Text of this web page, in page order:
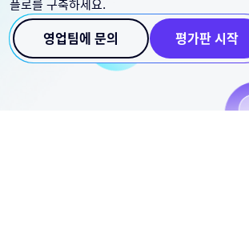
플로를 구축하세요.
영업팀에 문의 평가판 시작